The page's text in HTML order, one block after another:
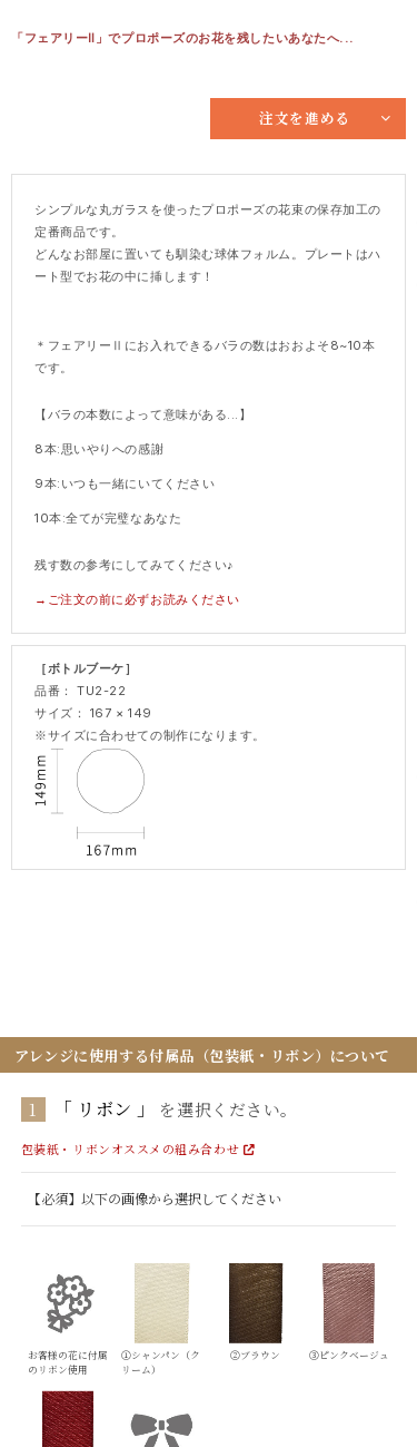
「フェアリーⅡ」でプロポーズのお花を残したいあなたへ...
注文を進める
シンプルな丸ガラスを使ったプロポーズの花束の保存加工の
定番商品です。
どんなお部屋に置いても馴染む球体フォルム。プレートはハ
ート型でお花の中に挿します！
＊フェアリーⅡにお入れできるバラの数はおおよそ 8~10本
です。
【バラの本数によって意味がある... 】
8本:思いやりへの感謝
9本: いつも一緒にいてください
10本:全てが完璧なあなた
残す数の参考にしてみてください♪
→ご注文の前に必ずお読みください
［ボトルブーケ］
品番： TU2-22
サイズ： 167 × 149
※サイズに合わせての制作になります。
アレンジに使用する付属品（包装紙・リボン）について
1 リボン を選択ください。
包装紙・リボンオススメの組み合わせ
お客様の花に付属
のリボン使用
①シャンパン（ク
リーム）
②ブラウン ③ピンクベージュ